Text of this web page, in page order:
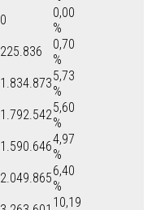
0
0,00
%
225.836
0,70
%
1.834.8735,73
%
1.792.5425,60
%
1.590.6464,97
%
2.049.8656,40
%
10,19